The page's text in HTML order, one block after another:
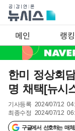
메인 랭킹
한미 정상회
명 채택[뉴시
기사등록 2024/07/12
최종수정 2024/07/12
구글에서 선호하는 매